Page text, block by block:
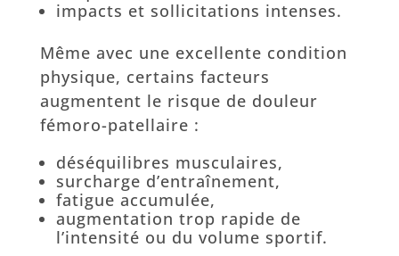
impacts et sollicitations intenses.
Même avec une excellente condition
physique, certains facteurs
augmentent le risque de douleur
fémoro-patellaire :
déséquilibres musculaires,
surcharge d’entraînement,
fatigue accumulée,
augmentation trop rapide de
l’intensité ou du volume sportif.